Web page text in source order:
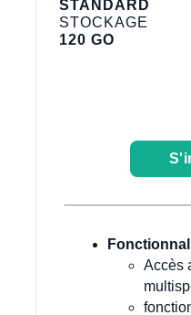
STANDARD
STOCKAGE
120 GO
Accès